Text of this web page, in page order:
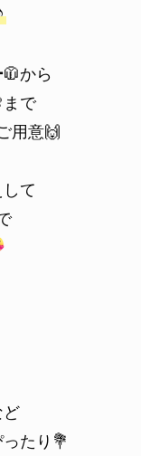
🧥から
まで
用意🙌
て
ど
たり💐